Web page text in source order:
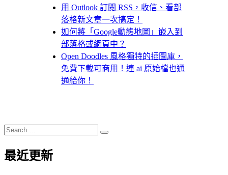
用 Outlook 訂閱 RSS，收信、看部
落格新文章一次搞定！
如何將「Google動態地圖」嵌入到
部落格或網頁中？
Open Doodles 風格獨特的插圖庫，
免費下載可商用！連 ai 原始檔也通
通給你！
Search
for:
Search
最近更新